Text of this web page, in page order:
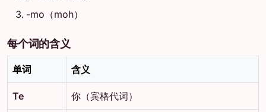
-mo（moh）
每个词的含义
单词 含义
Te 你（宾格代词）